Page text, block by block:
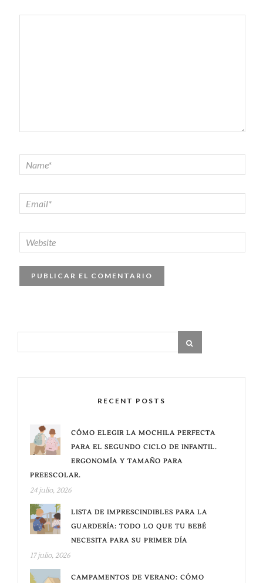
RECENT POSTS
CÓMO ELEGIR LA MOCHILA PERFECTA
PARA EL SEGUNDO CICLO DE INFANTIL.
ERGONOMÍA Y TAMAÑO PARA
PREESCOLAR.
24 julio, 2026
LISTA DE IMPRESCINDIBLES PARA LA
GUARDERÍA: TODO LO QUE TU BEBÉ
NECESITA PARA SU PRIMER DÍA
17 julio, 2026
CAMPAMENTOS DE VERANO: CÓMO